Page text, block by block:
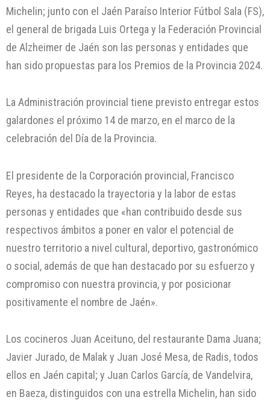
Michelin; junto con el Jaén Paraíso Interior Fútbol Sala (FS),
el general de brigada Luis Ortega y la Federación Provincial
de Alzheimer de Jaén son las personas y entidades que
han sido propuestas para los Premios de la Provincia 2024.
La Administración provincial tiene previsto entregar estos
galardones el próximo 14 de marzo, en el marco de la
celebración del Día de la Provincia.
El presidente de la Corporación provincial, Francisco
Reyes, ha destacado la trayectoria y la labor de estas
personas y entidades que «han contribuido desde sus
respectivos ámbitos a poner en valor el potencial de
nuestro territorio a nivel cultural, deportivo, gastronómico
o social, además de que han destacado por su esfuerzo y
compromiso con nuestra provincia, y por posicionar
positivamente el nombre de Jaén».
Los cocineros Juan Aceituno, del restaurante Dama Juana;
Javier Jurado, de Malak y Juan José Mesa, de Radis, todos
ellos en Jaén capital; y Juan Carlos García, de Vandelvira,
en Baeza, distinguidos con una estrella Michelin, han sido